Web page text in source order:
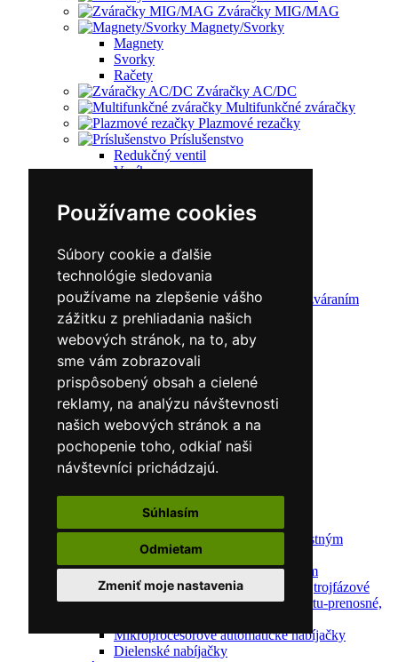
Používame cookies
Súbory cookie a ďalšie
technológie sledovania
používame na zlepšenie vášho
zážitku z prehliadania našich
webových stránok, na to, aby
sme vám zobrazovali
prispôsobený obsah a cielené
reklamy, na analýzu návštevnosti
našich webových stránok a na
pochopenie toho, odkiaľ naši
návštevníci prichádzajú.
Súhlasím
Odmietam
Zmeniť moje nastavenia
Zváračky MIG/MAG
Magnety/Svorky
Magnety
Svorky
Račety
Zváračky AC/DC
Multifunkčné zváračky
Plazmové rezačky
Príslušenstvo
Redukčný ventil
Vozíky
Zváracie horáky
Zváracie masky
Zváracie drôty
CNC rezacie stroje
Elektródy
Ochrana pred zváraním
Predohrev / Žíhanie
Polohovacie systémy
Indukčný ohrev
Auto náradie a vybavenie servisov
Lakernícke stojany
Nabíjačky a testery
Navijaky
Navijaky ručné
Navijaky elektrické
Reťazové kladkostroje
Náradie pre uloženie brzdového systému
Nabíjačky/Štartéry
Automatické nabíjačky s bezpečnostným
automatickým štartom
Nabíjačky/Štartéry s bezpečnostným
automatickým štartom-jednofázové,trojfázové
Dielenské nabíjačky s funkciou štartu-prenosné,
Mikroprocesorové automatické nabíjačky
Dielenské nabíjačky